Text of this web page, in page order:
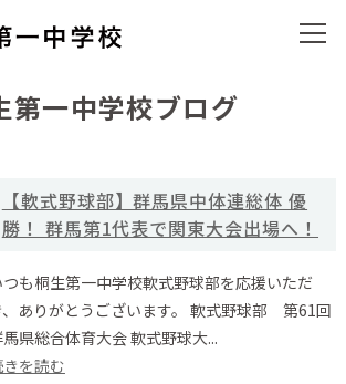
第一中学校ブログ
【軟式野球部】群馬県中体連総体 優
勝！ 群馬第1代表で関東大会出場へ！
つも桐生第一中学校軟式野球部を応援いただ
、ありがとうございます。 軟式野球部 第61回
県総合体育大会 軟式野球大...
を読む